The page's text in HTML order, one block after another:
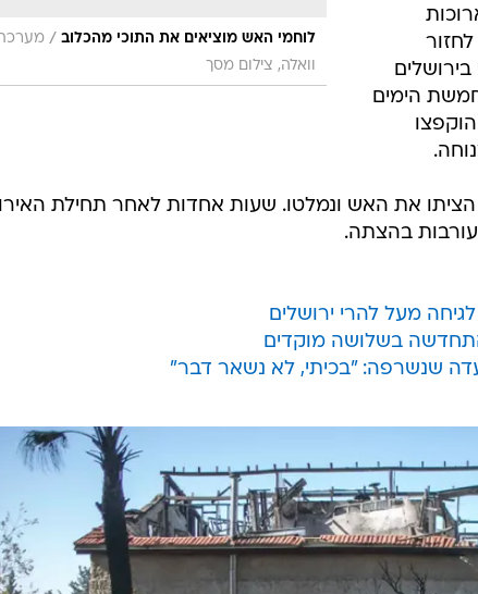
לוחמי האש מוציאים את התוכי מהכלוב /
וואלה, צילום מסך
הימים
הציתו את האש ונמלטו. שעות אחדות לאחר תחילת
בהצתה.
מעל להרי ירושלים
בשלושה מוקדים
שנשרפה: "בכיתי, לא נשאר דבר"